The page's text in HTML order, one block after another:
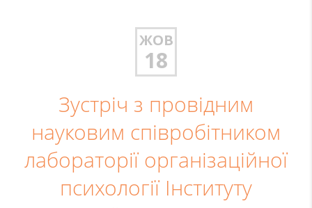
ЖОВ
18
Зустріч з провідним
науковим співробітником
лабораторії організаційної
психології Інституту